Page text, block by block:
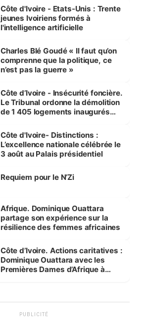
Côte d'Ivoire - Etats-Unis : Trente
jeunes Ivoiriens formés à
l'intelligence artificielle
Charles Blé Goudé « Il faut qu’on
comprenne que la politique, ce
n’est pas la guerre »
Côte d’Ivoire - Insécurité foncière.
Le Tribunal ordonne la démolition
de 1 405 logements inaugurés
Bassam
Côte d'Ivoire- Distinctions :
L’excellence nationale célébrée le
3 août au Palais présidentiel
Requiem pour le N’Zi
Afrique. Dominique Ouattara
partage son expérience sur la
résilience des femmes africaines
Côte d’Ivoire. Actions caritatives :
Dominique Ouattara avec les
Premières Dames d’Afrique à
PUBLICITÉ